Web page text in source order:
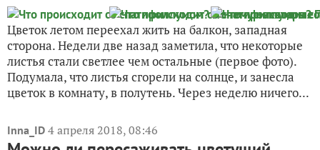
Цветок летом переехал жить на балкон, западная
сторона. Недели две назад заметила, что некоторые
листья стали светлее чем остальные (первое фото).
Подумала, что листья сгорели на солнце, и занесла
цветок в комнату, в полутень. Через неделю ничего...
Inna_ID 4 апреля 2018, 08:46